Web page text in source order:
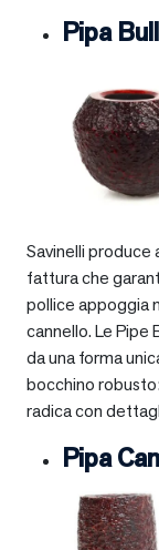
Pipa
Savinelli produce
fattura che
pollice appoggia
cannello. Le Pipe
da una forma
bocchino
radica con
Pipa